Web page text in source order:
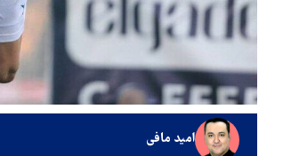
امید مافی